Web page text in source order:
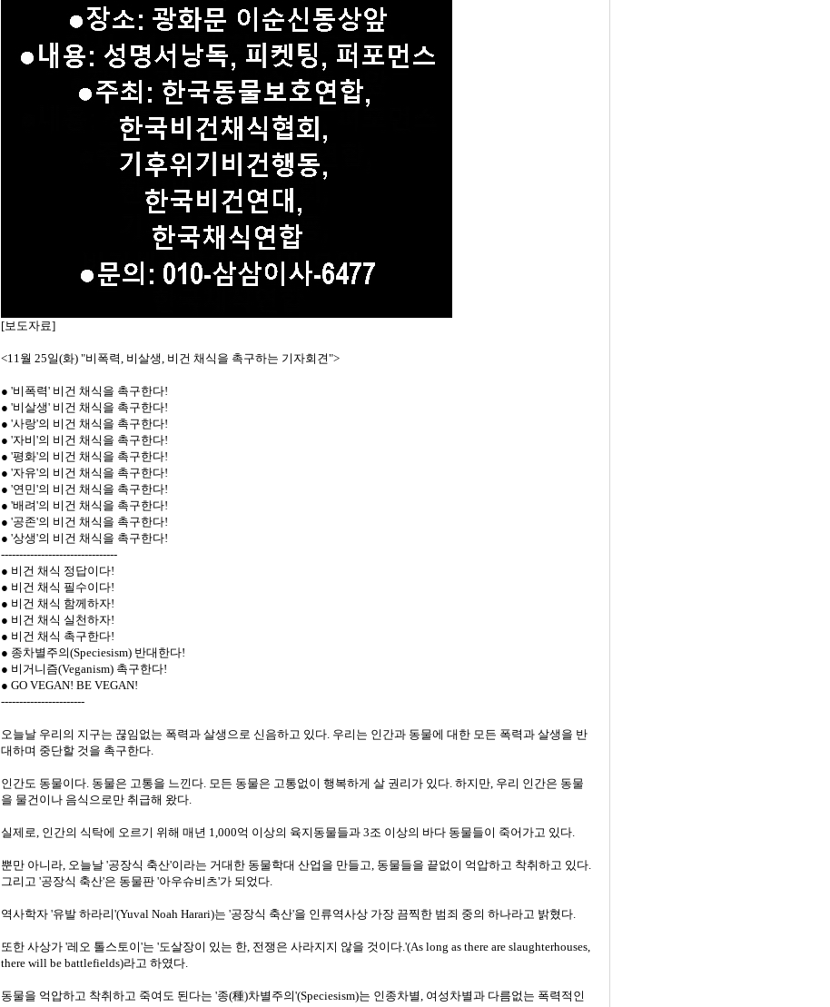
[보도자료]
<11월 25일(화) "비폭력, 비살생, 비건 채식을 촉구하는 기자회견">
● '비폭력' 비건 채식을 촉구한다!
● '비살생' 비건 채식을 촉구한다!
● '사랑'의 비건 채식을 촉구한다!
● '자비'의 비건 채식을 촉구한다!
● '평화'의 비건 채식을 촉구한다!
● '자유'의 비건 채식을 촉구한다!
● '연민'의 비건 채식을 촉구한다!
● '배려'의 비건 채식을 촉구한다!
● '공존'의 비건 채식을 촉구한다!
● '상생'의 비건 채식을 촉구한다!
--------------------------------
● 비건 채식 정답이다!
● 비건 채식 필수이다!
● 비건 채식 함께하자!
● 비건 채식 실천하자!
● 비건 채식 촉구한다!
● 종차별주의(Speciesism) 반대한다!
● 비거니즘(Veganism) 촉구한다!
● GO VEGAN! BE VEGAN!
-----------------------
오늘날 우리의 지구는 끊임없는 폭력과 살생으로 신음하고 있다. 우리는 인간과 동물에 대한 모든 폭력과 살생을 반
대하며 중단할 것을 촉구한다.
인간도 동물이다. 동물은 고통을 느낀다. 모든 동물은 고통없이 행복하게 살 권리가 있다. 하지만, 우리 인간은 동물
을 물건이나 음식으로만 취급해 왔다.
실제로, 인간의 식탁에 오르기 위해 매년 1,000억 이상의 육지동물들과 3조 이상의 바다 동물들이 죽어가고 있다.
뿐만 아니라, 오늘날 '공장식 축산'이라는 거대한 동물학대 산업을 만들고, 동물들을 끝없이 억압하고 착취하고 있다.
그리고 '공장식 축산'은 동물판 '아우슈비츠'가 되었다.
역사학자 '유발 하라리'(Yuval Noah Harari)는 '공장식 축산'을 인류역사상 가장 끔찍한 범죄 중의 하나라고 밝혔다.
또한 사상가 '레오 톨스토이'는 '도살장이 있는 한, 전쟁은 사라지지 않을 것이다.'(As long as there are slaughterhouses,
there will be battlefields)라고 하였다.
동물을 억압하고 착취하고 죽여도 된다는 '종(種)차별주의'(Speciesism)는 인종차별, 여성차별과 다름없는 폭력적인